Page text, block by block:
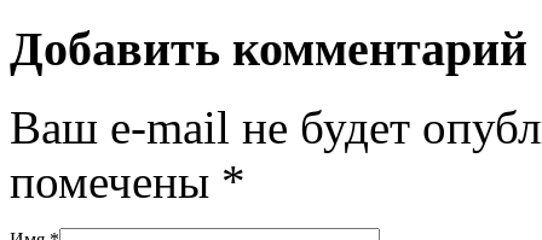
Добавить комментарий
Ваш e-mail не будет
помечены *